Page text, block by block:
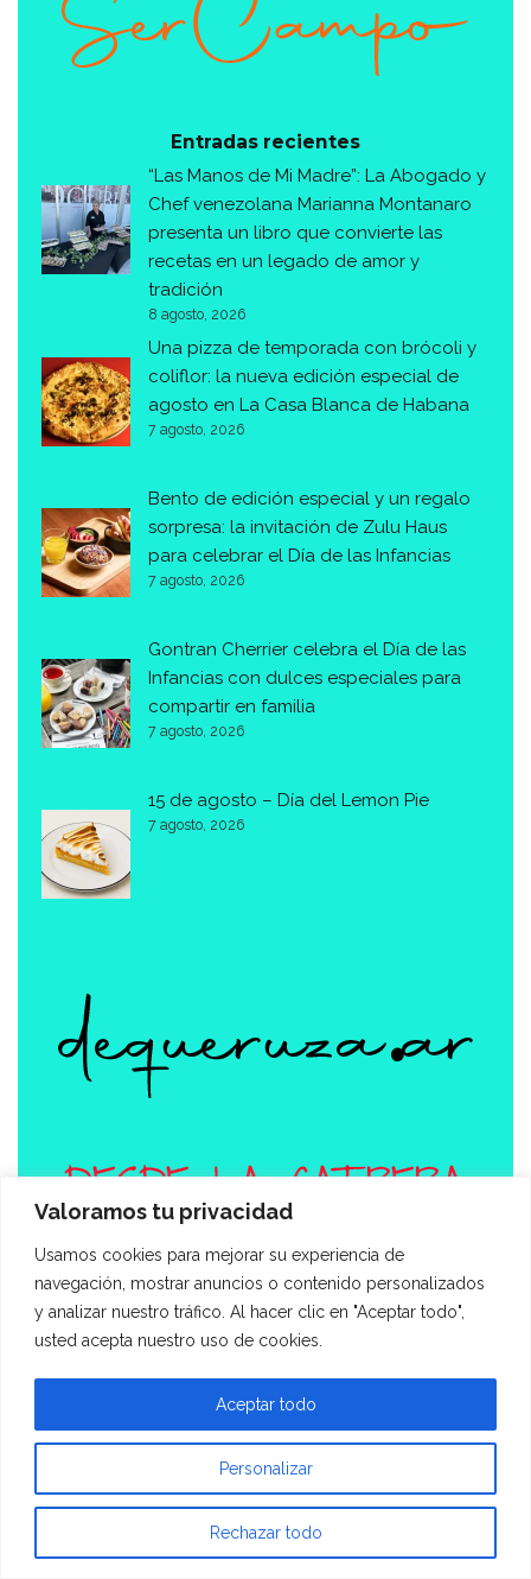
Valoramos tu privacidad
Usamos cookies para mejorar su experiencia de
navegación, mostrar anuncios o contenido personalizados
y analizar nuestro tráfico. Al hacer clic en "Aceptar todo",
usted acepta nuestro uso de cookies.
Personalizar
Rechazar todo
Aceptar todo
Entradas recientes
“Las Manos de Mi Madre”: La Abogado y
Chef venezolana Marianna Montanaro
presenta un libro que convierte las
recetas en un legado de amor y
tradición
8 agosto, 2026
Una pizza de temporada con brócoli y
coliflor: la nueva edición especial de
agosto en La Casa Blanca de Habana
7 agosto, 2026
Bento de edición especial y un regalo
sorpresa: la invitación de Zulu Haus
para celebrar el Día de las Infancias
7 agosto, 2026
Gontran Cherrier celebra el Día de las
Infancias con dulces especiales para
compartir en familia
7 agosto, 2026
15 de agosto – Día del Lemon Pie
7 agosto, 2026
Categorás
Entrevistas
Fondo Blanco
Recetas